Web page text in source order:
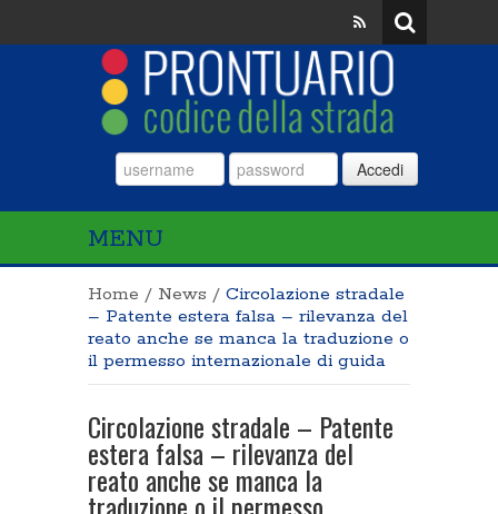
Accedi
MENU
Home / News / Circolazione stradale
– Patente estera falsa – rilevanza del
reato anche se manca la traduzione o
il permesso internazionale di guida
Circolazione stradale – Patente
estera falsa – rilevanza del
reato anche se manca la